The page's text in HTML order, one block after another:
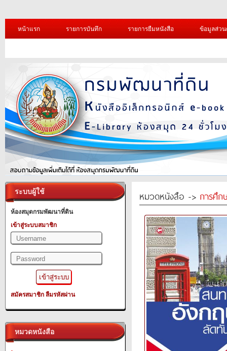
หน้าแรก รายการบันทึก รายการยืมหนังสือ ข้อมูลส่ว
ระบบผู้ใช้
ห้องสมุดกรมพัฒนาที่ดิน
เข้าสู่ระบบสมาชิก
สมัครสมาชิก ลืมรหัสผ่าน
หมวดหนังสือ
หมวดหนังสือ -> การศึก